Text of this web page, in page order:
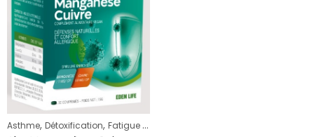
Asthme, Détoxification, Fatigue et stress